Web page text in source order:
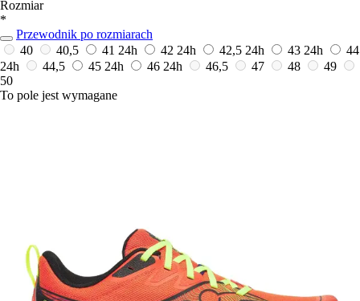
Rozmiar
*
Przewodnik po rozmiarach
40
40,5 41 24h 42 24h 42,5 24h 43 24h
44
24h
44,5 45 24h 46 24h 46,5 47 48
49
50
To pole jest wymagane